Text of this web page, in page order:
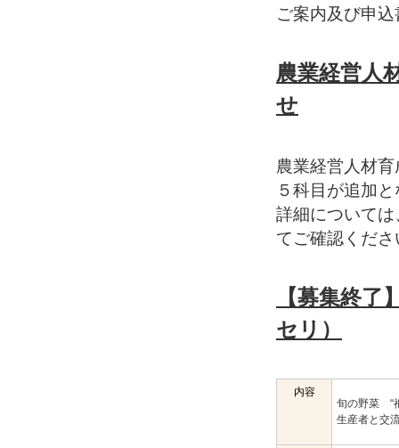
ご案内及び申
農業経営人
せ
農業経営人材
５科目が追加
詳細については
てご確認くださ
【募集終
セリ）
内容
旬の野菜 “
生産者と交